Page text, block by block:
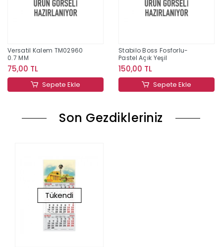
Versatil Kalem TM02960
0.7 MM
75,00 TL
Sepete Ekle
Stabilo Boss Fosforlu-
Pastel Açık Yeşil
150,00 TL
Sepete Ekle
Son Gezdikleriniz
Tükendi